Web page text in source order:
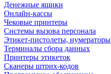
Денежные ящики
Онлайн-кассы
Чековые принтеры
Системы вызова персонала
Этикет-пистолеты, нумераторы
Терминалы сбора данных
Принтеры этикеток
Сканеры штрих-кодов